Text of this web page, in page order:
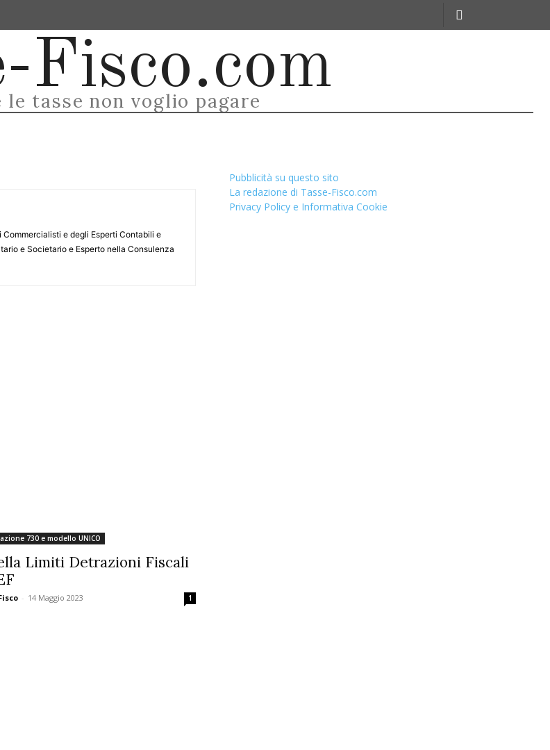
Fisco.com
le tasse non voglio pagare
e degli Esperti Contabili e
e Societario e Esperto nella Consulenza
730 e modello UNICO
Limiti Detrazioni Fiscali
- 14 Maggio 2023 1
Pubblicità su questo sito
La redazione di Tasse-Fisco.com
Privacy Policy e Informativa Cookie